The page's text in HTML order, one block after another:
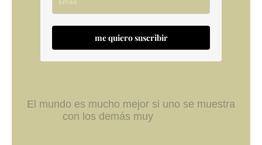
me quiero suscribir
El mundo es mucho mejor si uno se muestra
con los demás muy